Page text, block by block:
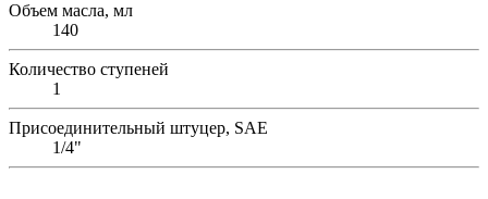
Объем масла, мл
140
Количество ступеней
1
Присоединительный штуцер, SAE
1/4"